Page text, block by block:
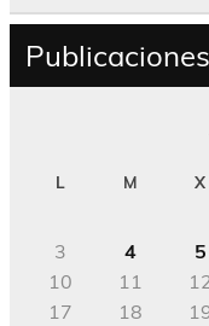
L M X
3
4 5
10
11
17
18